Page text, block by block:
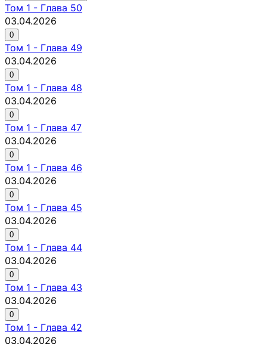
Том 1 - Глава 50
03.04.2026
0
Том 1 - Глава 49
03.04.2026
0
Том 1 - Глава 48
03.04.2026
0
Том 1 - Глава 47
03.04.2026
0
Том 1 - Глава 46
03.04.2026
0
Том 1 - Глава 45
03.04.2026
0
Том 1 - Глава 44
03.04.2026
0
Том 1 - Глава 43
03.04.2026
0
Том 1 - Глава 42
03.04.2026